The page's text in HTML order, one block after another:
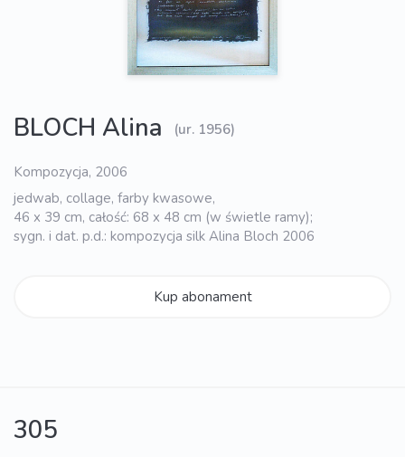
BLOCH Alina (ur. 1956)
Kompozycja, 2006
jedwab, collage, farby kwasowe,
46 x 39 cm, całość: 68 x 48 cm (w świetle ramy);
sygn. i dat. p.d.: kompozycja silk Alina Bloch 2006
Kup abonament
305